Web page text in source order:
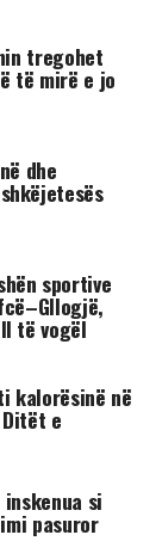
tregohet
të mirë e jo
dhe
sportive
të vogël
kalorësinë në
e
si
pasuror